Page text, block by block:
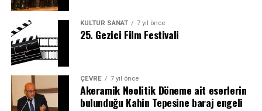
KÜLTÜR SANAT 7 yıl önce
25. Gezici Film Festivali
ÇEVRE 7 yıl önce
Akeramik Neolitik Döneme ait eserlerin
bulunduğu Kahin Tepesine baraj engeli